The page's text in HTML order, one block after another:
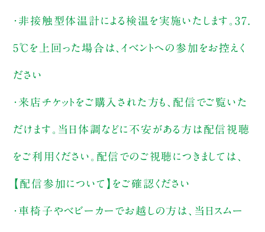
・非接触型体温計による検温を実施いたします。37.
5℃を上回った場合は、イベントへの参加をお控えく
ださい
・来店チケットをご購入された方も、配信でご覧いた
だけます。当日体調などに不安がある方は配信視聴
をご利用ください。配信でのご視聴につきましては、
【配信参加について】をご確認ください
・車椅子やベビーカーでお越しの方は、当日スムー